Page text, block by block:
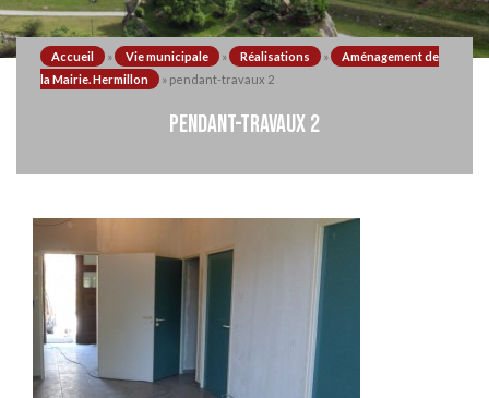
Accueil » Vie municipale » Réalisations »
Aménagement de
la Mairie. Hermillon
» pendant-travaux 2
PENDANT-TRAVAUX 2